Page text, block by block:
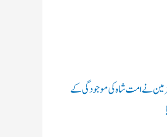
نے امت شاہ کی موجودگی کے